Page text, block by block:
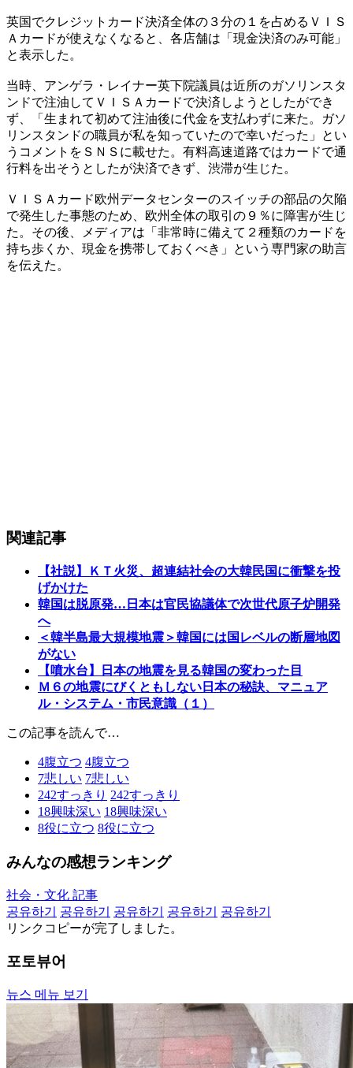
英国でクレジットカード決済全体の３分の１を占めるＶＩＳ
Ａカードが使えなくなると、各店舗は「現金決済のみ可能」
と表示した。
当時、アンゲラ・レイナー英下院議員は近所のガソリンスタ
ンドで注油してＶＩＳＡカードで決済しようとしたができ
ず、「生まれて初めて注油後に代金を支払わずに来た。ガソ
リンスタンドの職員が私を知っていたので幸いだった」とい
うコメントをＳＮＳに載せた。有料高速道路ではカードで通
行料を出そうとしたが決済できず、渋滞が生じた。
ＶＩＳＡカード欧州データセンターのスイッチの部品の欠陥
で発生した事態のため、欧州全体の取引の９％に障害が生じ
た。その後、メディアは「非常時に備えて２種類のカードを
持ち歩くか、現金を携帯しておくべき」という専門家の助言
を伝えた。
関連記事
【社説】ＫＴ火災、超連結社会の大韓民国に衝撃を投
げかけた
韓国は脱原発…日本は官民協議体で次世代原子炉開発
へ
＜韓半島最大規模地震＞韓国には国レベルの断層地図
がない
【噴水台】日本の地震を見る韓国の変わった目
Ｍ６の地震にびくともしない日本の秘訣、マニュア
ル・システム・市民意識（１）
この記事を読んで…
4腹立つ 4腹立つ
7悲しい 7悲しい
242すっきり 242すっきり
18興味深い 18興味深い
8役に立つ 8役に立つ
みんなの感想ランキング
社会・文化 記事
공유하기
공유하기 공유하기 공유하기
공유하기
リンクコピーが完了しました。
포토뷰어
뉴스 메뉴 보기